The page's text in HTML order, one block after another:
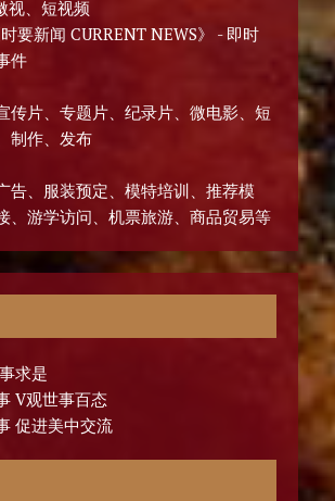
视、短视频
要新闻 CURRENT NEWS》 - 即时
件
传片、专题片、纪录片、微电影、短
制作、发布
告、服装预定、模特培训、推荐模
、游学访问、机票旅游、商品贸易等
求是
V观世事百态
促进美中交流